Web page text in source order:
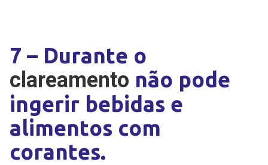
7 – Durante o
clareamento não pode
ingerir bebidas e
alimentos com
corantes.